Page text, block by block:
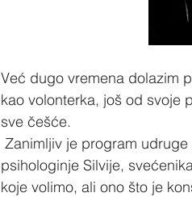
Već dugo vremena dolazim
kao volonterka, još od svoje
sve češće.
Zanimljiv je program
psihologinje Silvije,
koje volimo, ali ono što je